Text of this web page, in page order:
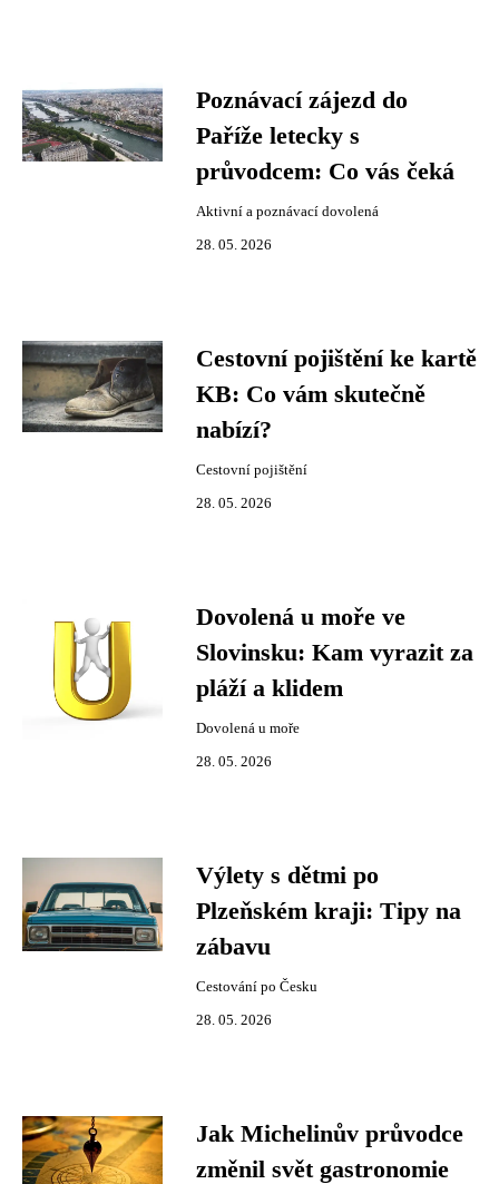
Poznávací zájezd do
Paříže letecky s
průvodcem: Co vás čeká
Aktivní a poznávací dovolená
28. 05. 2026
Cestovní pojištění ke kartě
KB: Co vám skutečně
nabízí?
Cestovní pojištění
28. 05. 2026
Dovolená u moře ve
Slovinsku: Kam vyrazit za
pláží a klidem
Dovolená u moře
28. 05. 2026
Výlety s dětmi po
Plzeňském kraji: Tipy na
zábavu
Cestování po Česku
28. 05. 2026
Jak Michelinův průvodce
změnil svět gastronomie